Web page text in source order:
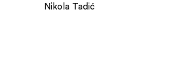
Nikola Tadić